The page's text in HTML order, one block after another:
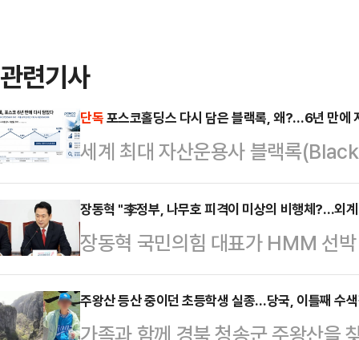
관련기사
단독포스코홀딩스 다시 담은 블랙록, 왜?…6년 만에
세계 최대 자산운용사 블랙록
분을 다시 6%대로 끌어올렸다. 아
되는 시점에서 글로벌 자금의 한국
다.11일 금융감독원 전자공시시스
(BlackRock Fund Advisors)는
유해 지분율 6.23%(4월22일 기준
장동혁 "李정부, 나무호 피격이 미상의 비행체?…외
장동혁 국민의힘 대표가 HMM 선
행체에 타격을 당했다는 외교부 발
공격이라도 있었던 것이냐"라고 꼬
주왕산 등산 중이던 초등학생 실종…당국, 이틀째 수
가족과 함께 경북 청송군 주왕산을